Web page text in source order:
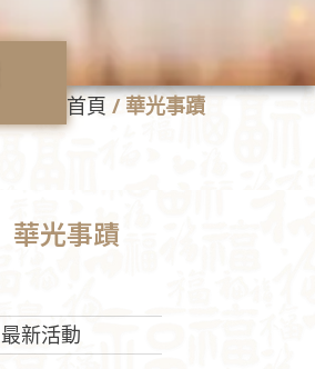
首頁 / 華光事蹟
華光事蹟
最新活動